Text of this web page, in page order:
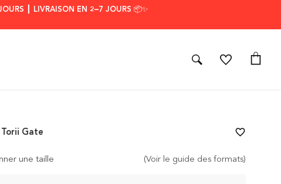
┃ LIVRAISON EN 2–7 JOURS 📦✨
une taille (Voir le guide des formats)
Gate favorite_border